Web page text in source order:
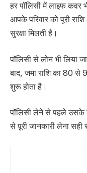
हर पॉलिसी में लाइफ कवर
आपके परिवार को पूरी
सुरक्षा मिलती है।
पॉलिसी से लोन भी लिया
बाद, जमा राशि का 80
शुरू होता है।
पॉलिसी लेने से पहले
से पूरी जानकारी लेना सही